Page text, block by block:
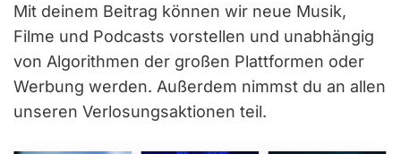
Mit deinem Beitrag können wir neue Musik,
Filme und Podcasts vorstellen und unabhängig
von Algorithmen der großen Plattformen oder
Werbung werden. Außerdem nimmst du an allen
unseren Verlosungsaktionen teil.